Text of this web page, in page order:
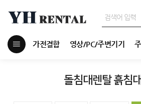
가전결합 영상/PC/주변기기
돌침대렌탈 흙침